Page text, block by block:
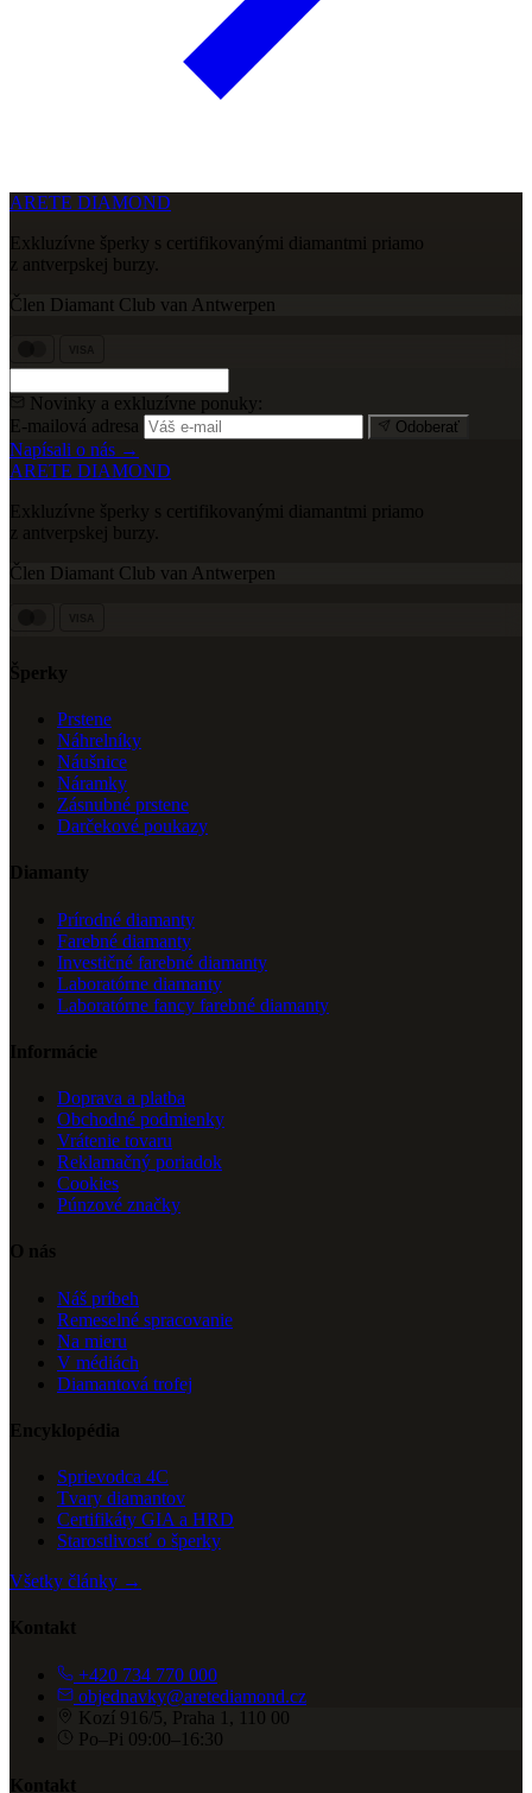
ARETE DIAMOND
Exkluzívne šperky s certifikovanými diamantmi priamo
z antverpskej burzy.
Člen Diamant Club van Antwerpen
Novinky a exkluzívne ponuky:
E-mailová adresa
Odoberať
Napísali o nás →
ARETE DIAMOND
Exkluzívne šperky s certifikovanými diamantmi priamo
z antverpskej burzy.
Člen Diamant Club van Antwerpen
Šperky
Prstene
Náhrelníky
Náušnice
Náramky
Zásnubné prstene
Darčekové poukazy
Diamanty
Prírodné diamanty
Farebné diamanty
Investičné farebné diamanty
Laboratórne diamanty
Laboratórne fancy farebné diamanty
Informácie
Doprava a platba
Obchodné podmienky
Vrátenie tovaru
Reklamačný poriadok
Cookies
Púnzové značky
O nás
Náš príbeh
Remeselné spracovanie
Na mieru
V médiách
Diamantová trofej
Encyklopédia
Sprievodca 4C
Tvary diamantov
Certifikáty GIA a HRD
Starostlivosť o šperky
Všetky články →
Kontakt
+420 734 770 000
objednavky@aretediamond.cz
Kozí 916/5, Praha 1, 110 00
Po–Pi 09:00–16:30
Kontakt